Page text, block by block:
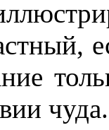
чуда.